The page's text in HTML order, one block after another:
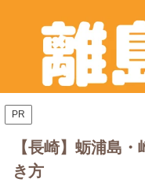
PR
【長崎】蛎浦島
き方